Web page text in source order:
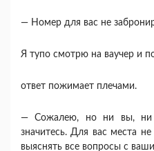
— Номер для вас не
Я тупо смотрю на ваучер и
ответ пожимает плечами.
— Сожалею, но ни вы, ни
значитесь. Для вас места
выяснять все вопросы с